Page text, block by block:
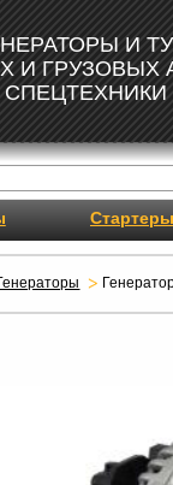
И
И ГРУЗОВЫХ
Стартеры